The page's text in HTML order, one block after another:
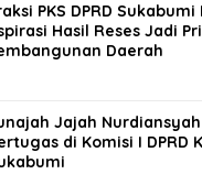
PKS DPRD
Hasil Reses Jadi
Daerah
Jajah
di Komisi I DPRD